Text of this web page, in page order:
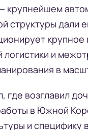
крупнейшем
структуры дали
и
в
где возглавил
в Южной
и специфику